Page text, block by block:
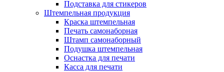
Подставка для стикеров
Штемпельная продукция
Краска штемпельная
Печать самонаборная
Штамп самонаборный
Подушка штемпельная
Оснастка для печати
Касса для печати